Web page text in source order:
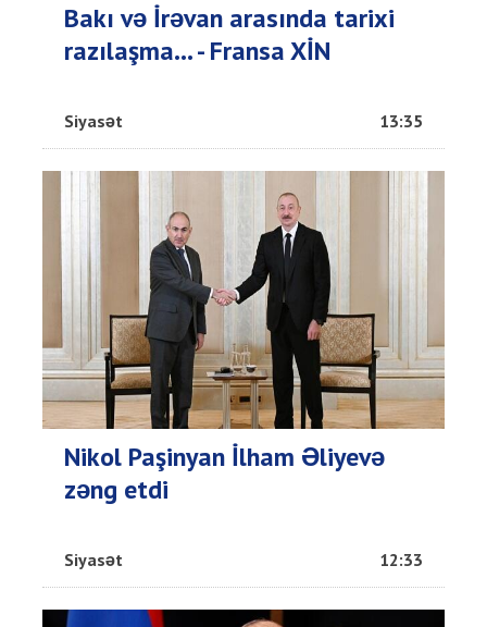
Bakı və İrəvan arasında tarixi
razılaşma... - Fransa XİN
Siyasət 13:35
Nikol Paşinyan İlham Əliyevə
zəng etdi
Siyasət 12:33